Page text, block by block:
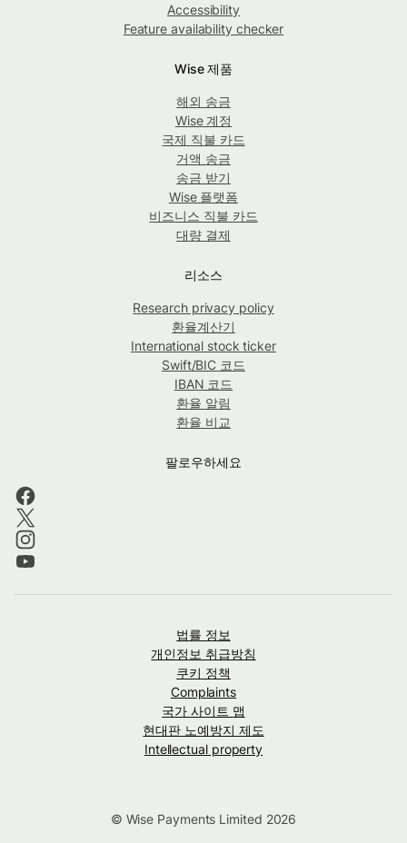
Accessibility
Feature availability checker
Wise 제품
해외 송금
Wise 계정
국제 직불 카드
거액 송금
송금 받기
Wise 플랫폼
비즈니스 직불 카드
대량 결제
리소스
Research privacy policy
환율계산기
International stock ticker
Swift/BIC 코드
IBAN 코드
환율 알림
환율 비교
팔로우하세요
법률 정보
개인정보 취급방침
쿠키 정책
Complaints
국가 사이트 맵
현대판 노예방지 제도
Intellectual property
© Wise Payments Limited 2026